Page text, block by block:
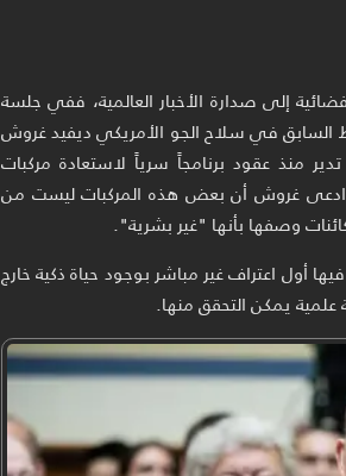
الفضائية إلى صدارة الأخبار العالمية، ففي جلسة
السابق في سلاح الجو الأمريكي ديفيد غروش
منذ عقود برنامجاً سرياً لاستعادة مركبات
ادعى غروش أن بعض هذه المركبات ليست من
وصفها بأنها "غير بشرية".
أول اعتراف غير مباشر بوجود حياة ذكية خارج
علمية يمكن التحقق منها.